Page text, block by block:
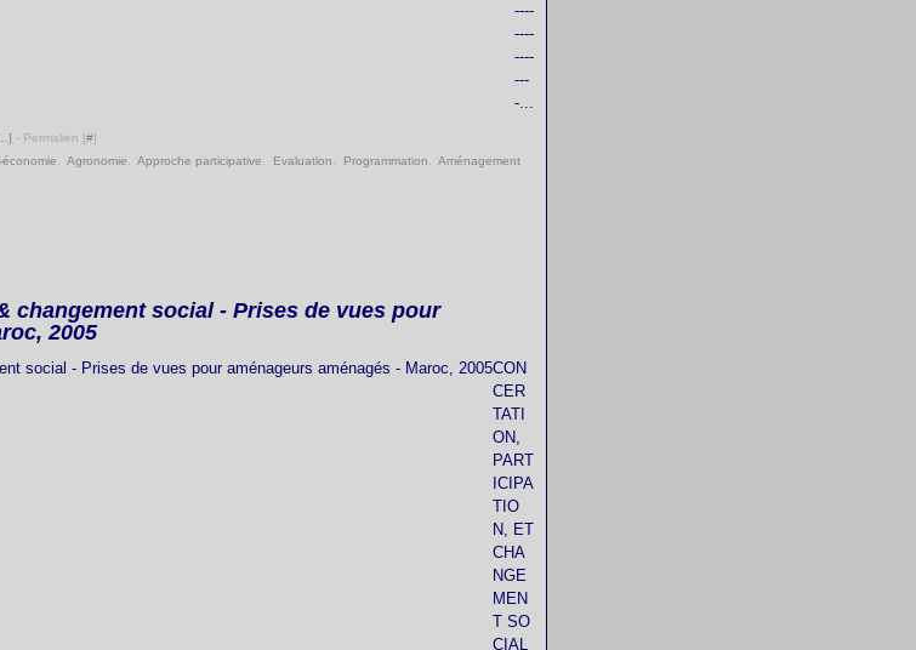
----
----
----
---
-...
] - Permalien [#]
économie Agronomie Approche participative Evaluation Programmation
Aménagement
changement social - Prises de vues pour
2005
CON
CER
TATI
ON,
PART
ICIPA
TIO
N, ET
CHA
NGE
MEN
T SO
CIAL